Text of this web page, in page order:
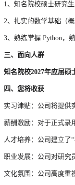
1、知名院校硕士研究
2、扎实的数学基础（
3、熟练掌握 Python，
三、面向人群
知名院校2027年应届硕
四、您将收获
实习津贴：公司将提供
薪酬激励：对于正式录
人才培养：公司建立了
职业发展：公司对研究
文化氛围：公司高度重